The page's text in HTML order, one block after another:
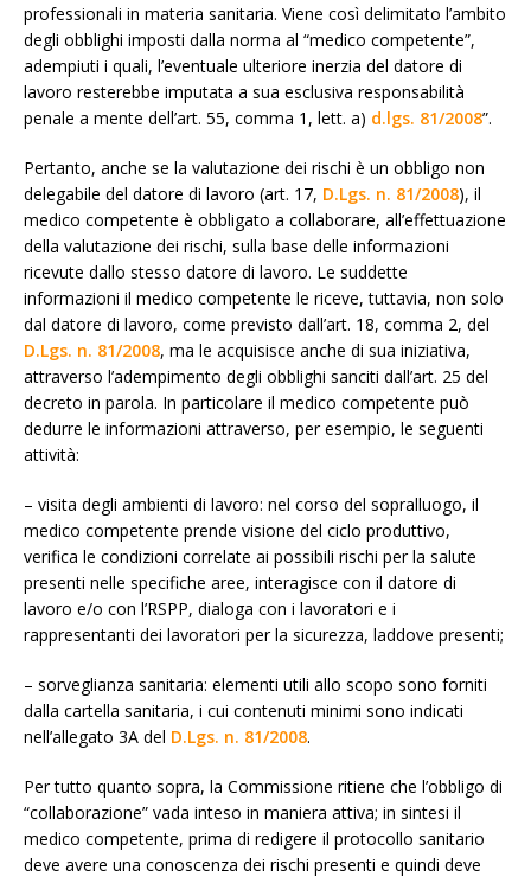
professionali in materia sanitaria. Viene così delimitato l’ambito
degli obblighi imposti dalla norma al “medico competente”,
adempiuti i quali, l’eventuale ulteriore inerzia del datore di
lavoro resterebbe imputata a sua esclusiva responsabilità
penale a mente dell’art. 55, comma 1, lett. a) d.lgs. 81/2008”.
Pertanto, anche se la valutazione dei rischi è un obbligo non
delegabile del datore di lavoro (art. 17, D.Lgs. n. 81/2008), il
medico competente è obbligato a collaborare, all’effettuazione
della valutazione dei rischi, sulla base delle informazioni
ricevute dallo stesso datore di lavoro. Le suddette
informazioni il medico competente le riceve, tuttavia, non solo
dal datore di lavoro, come previsto dall’art. 18, comma 2, del
D.Lgs. n. 81/2008, ma le acquisisce anche di sua iniziativa,
attraverso l’adempimento degli obblighi sanciti dall’art. 25 del
decreto in parola. In particolare il medico competente può
dedurre le informazioni attraverso, per esempio, le seguenti
attività:
– visita degli ambienti di lavoro: nel corso del sopralluogo, il
medico competente prende visione del ciclo produttivo,
verifica le condizioni correlate ai possibili rischi per la salute
presenti nelle specifiche aree, interagisce con il datore di
lavoro e/o con l’RSPP, dialoga con i lavoratori e i
rappresentanti dei lavoratori per la sicurezza, laddove presenti;
– sorveglianza sanitaria: elementi utili allo scopo sono forniti
dalla cartella sanitaria, i cui contenuti minimi sono indicati
nell’allegato 3A del D.Lgs. n. 81/2008.
Per tutto quanto sopra, la Commissione ritiene che l’obbligo di
“collaborazione” vada inteso in maniera attiva; in sintesi il
medico competente, prima di redigere il protocollo sanitario
deve avere una conoscenza dei rischi presenti e quindi deve